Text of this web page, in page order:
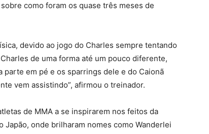
como foram os quase três meses de
devido ao jogo do Charles sempre tentando
de uma forma até um pouco diferente,
em pé e os sparrings dele e do Caionã
vem assistindo”, afirmou o treinador.
de MMA a se inspirarem nos feitos da
onde brilharam nomes como Wanderlei